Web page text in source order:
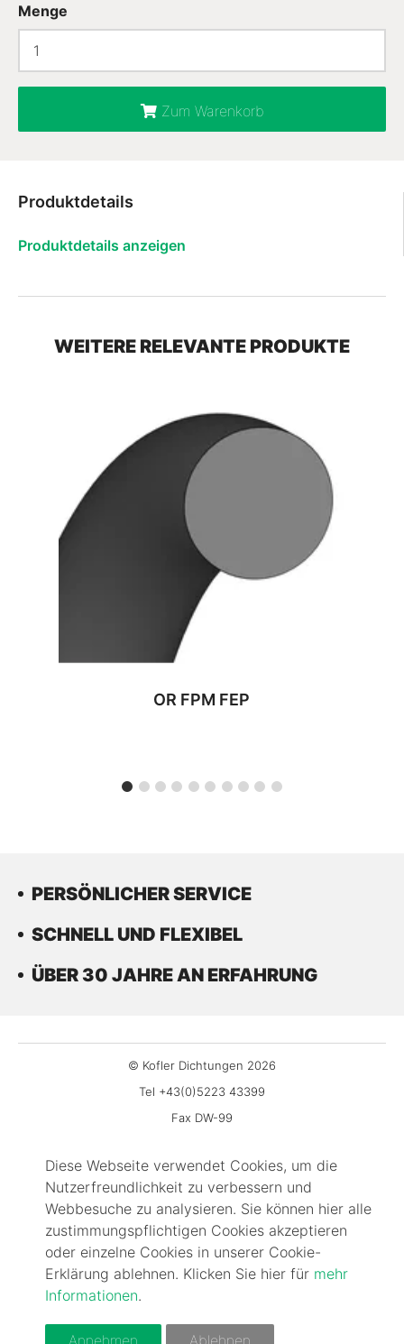
Diese Webseite verwendet Cookies, um die
Nutzerfreundlichkeit zu verbessern und
Webbesuche zu analysieren. Sie können hier alle
zustimmungspflichtigen Cookies akzeptieren
oder einzelne Cookies in unserer Cookie-
Erklärung ablehnen. Klicken Sie hier für mehr
Informationen.
Annehmen Ablehnen
Menge
Zum Warenkorb
Produktdetails
Produktdetails anzeigen
WEITERE RELEVANTE PRODUKTE
OR FPM FEP
PERSÖNLICHER SERVICE
SCHNELL UND FLEXIBEL
ÜBER 30 JAHRE AN ERFAHRUNG
© Kofler Dichtungen 2026
Tel +43(0)5223 43399
Fax DW-99
Gewerbepark 3
6068 Mils
Impressum
Kontakt
FAQ
Cookie-Information